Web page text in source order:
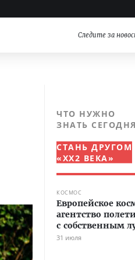
Следите за
ЧТО НУЖНО
ЗНАТЬ СЕГОДНЯ
СТАНЬ ДРУГОМ
«XX2 ВЕКА»
КОСМОС
Европейское
агентство
с собственным
31 июля